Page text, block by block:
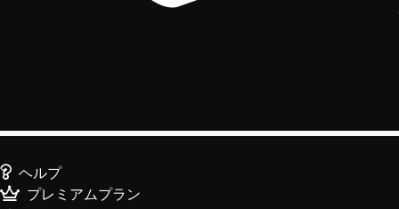
ヘルプ
プレミアムプラン